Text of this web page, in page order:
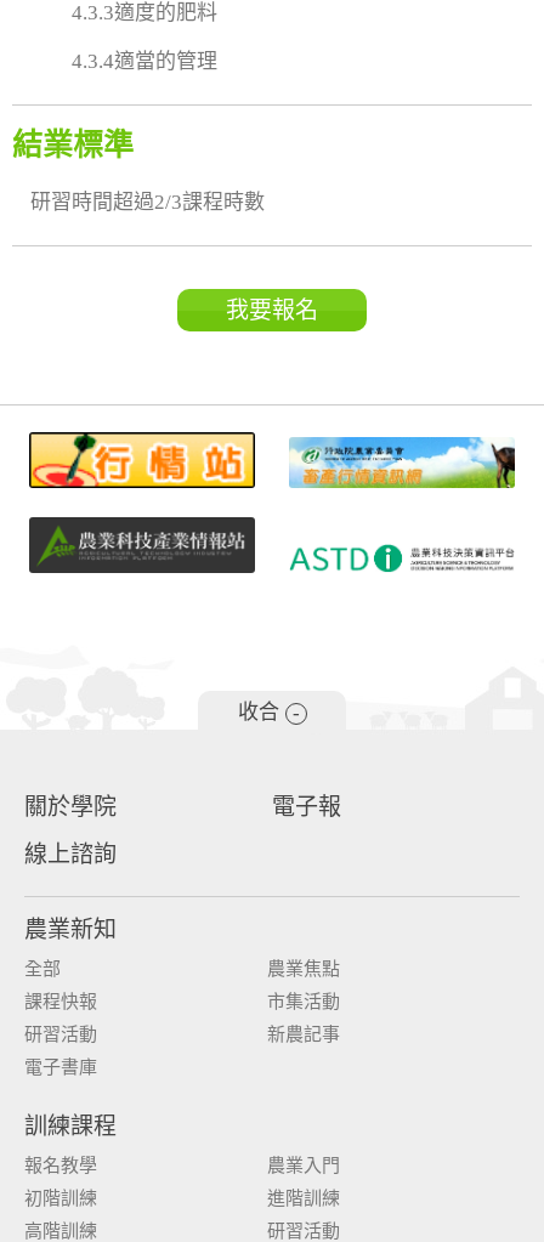
4.3.3適度的肥料
4.3.4適當的管理
結業標準
研習時間超過2/3課程時數
我要報名
收合 -
關於學院
電子報
線上諮詢
農業新知
全部
農業焦點
課程快報
市集活動
研習活動
新農記事
電子書庫
訓練課程
報名教學
農業入門
初階訓練
進階訓練
高階訓練
研習活動